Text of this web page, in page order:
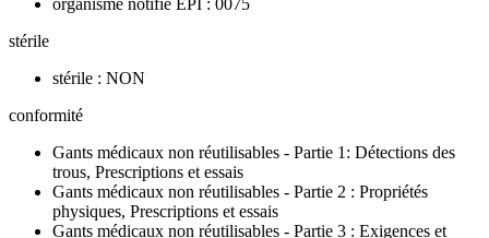
organisme notifié EPI : 0075
stérile
stérile : NON
conformité
Gants médicaux non réutilisables - Partie 1: Détections des
trous, Prescriptions et essais
Gants médicaux non réutilisables - Partie 2 : Propriétés
physiques, Prescriptions et essais
Gants médicaux non réutilisables - Partie 3 : Exigences et